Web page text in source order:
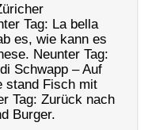
Tag: La bella
es, wie kann es
Neunter Tag:
Schwapp – Auf
stand Fisch mit
Tag: Zurück nach
Burger.